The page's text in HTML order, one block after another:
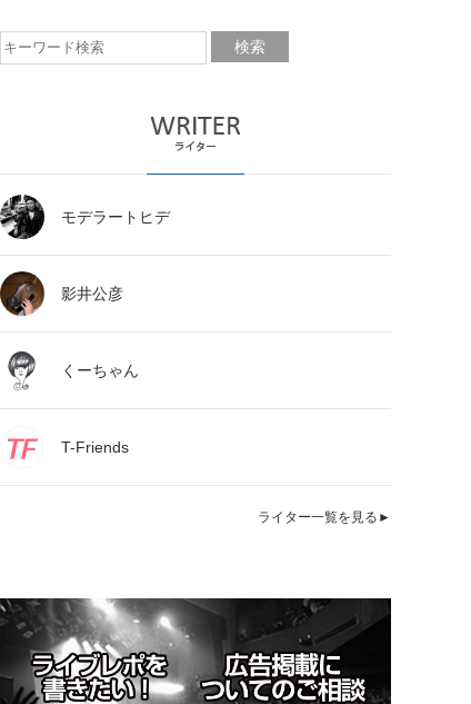
モデラートヒデ
影井公彦
くーちゃん
T-Friends
ライター一覧を見る►